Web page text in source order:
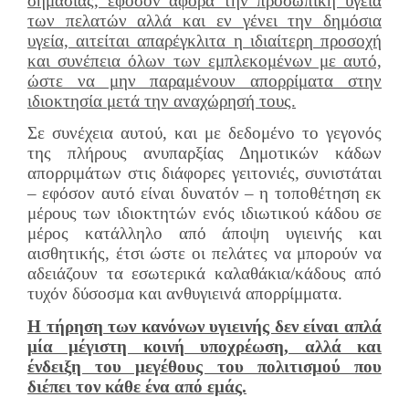
των πελατών αλλά και εν γένει την δημόσια
υγεία, αιτείται απαρέγκλιτα η ιδιαίτερη προσοχή
και συνέπεια όλων των εμπλεκομένων με αυτό,
ώστε να μην παραμένουν απορρίματα στην
ιδιοκτησία μετά την αναχώρησή τους.
Σε συνέχεια αυτού, και με δεδομένο το γεγονός
της πλήρους ανυπαρξίας Δημοτικών κάδων
απορριμάτων στις διάφορες γειτονιές, συνιστάται
– εφόσον αυτό είναι δυνατόν – η τοποθέτηση εκ
μέρους των ιδιοκτητών ενός ιδιωτικού κάδου σε
μέρος κατάλληλο από άποψη υγιεινής και
αισθητικής, έτσι ώστε οι πελάτες να μπορούν να
αδειάζουν τα εσωτερικά καλαθάκια/κάδους από
τυχόν δύσοσμα και ανθυγιεινά απορρίμματα.
Η τήρηση των κανόνων υγιεινής δεν είναι απλά
μία μέγιστη κοινή υποχρέωση, αλλά και
ένδειξη του μεγέθους του πολιτισμού που
διέπει τον κάθε ένα από εμάς.